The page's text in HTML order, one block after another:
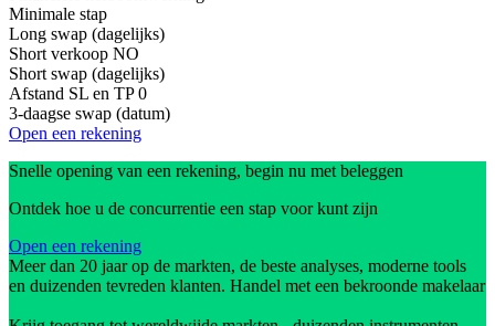
Minimale stap
Long swap (dagelijks)
Short verkoop NO
Short swap (dagelijks)
Afstand SL en TP 0
3-daagse swap (datum)
Open een rekening
Snelle opening van een rekening, begin nu met beleggen
Ontdek hoe u de concurrentie een stap voor kunt zijn
Open een rekening
Meer dan 20 jaar op de markten, de beste analyses, moderne tools
en duizenden tevreden klanten. Handel met een bekroonde makelaar